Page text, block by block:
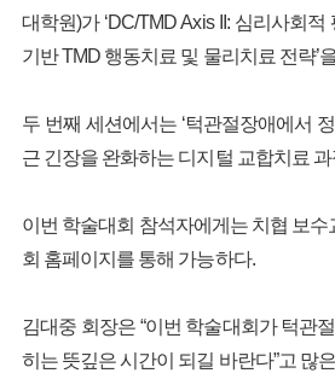
대학원)가 ‘DC/TMD Axis II: 심리사회
기반 TMD 행동치료 및 물리치료 전략’
두 번째 세션에서는 ‘턱관절장애에서
근 긴장을 완화하는 디지털 교합치료
이번 학술대회 참석자에게는 치협 보
회 홈페이지를 통해 가능하다.
김대중 회장은 “이번 학술대회가 턱관
히는 뜻깊은 시간이 되길 바란다”고 많